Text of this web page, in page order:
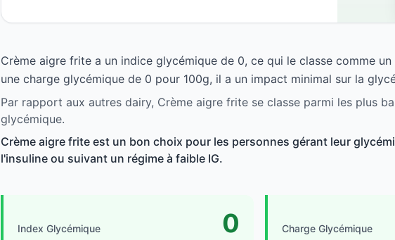
Crème aigre frite a un indice glycémique de 0, ce qui le classe comme un
une charge glycémique de 0 pour 100g, il a un impact minimal sur la
Par rapport aux autres dairy, Crème aigre frite se classe parmi les plus
glycémique.
Crème aigre frite est un bon choix pour les personnes gérant leur
l'insuline ou suivant un régime à faible IG.
Index Glycémique 0 Charge Glycémique